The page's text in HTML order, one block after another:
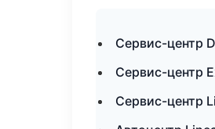
Сервис-центр
Сервис-центр
Сервис-центр